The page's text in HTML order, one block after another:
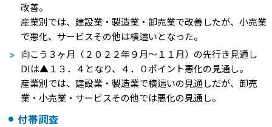
改善。
産業別では、建設業・製造業・卸売業で改善したが、小売業
で悪化、サービスその他は横這いとなった。
向こう３ヶ月（２０２２年９月～１１月）の先行き見通し
DIは▲１３．４ となり、４．０ポイント悪化の見通し。
産業別では、建設業・製造業で横這いの見通しだが、卸売
業・小売業・サービスその他では悪化の見通し。
付帯調査